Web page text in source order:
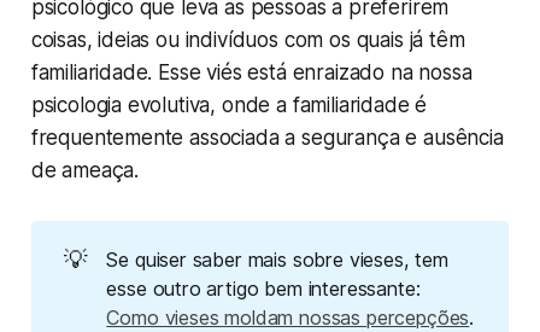
psicológico que leva as pessoas a preferirem
coisas, ideias ou indivíduos com os quais já têm
familiaridade. Esse viés está enraizado na nossa
psicologia evolutiva, onde a familiaridade é
frequentemente associada a segurança e ausência
de ameaça.
💡
Se quiser saber mais sobre vieses, tem
esse outro artigo bem interessante:
Como vieses moldam nossas percepções.